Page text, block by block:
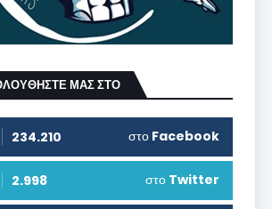
ΜΑΣ ΣΤΟ
234.210 στο Facebook
2.998 στο Twitter